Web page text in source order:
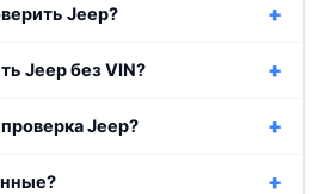
Jeep?
Jeep без VIN?
Jeep?